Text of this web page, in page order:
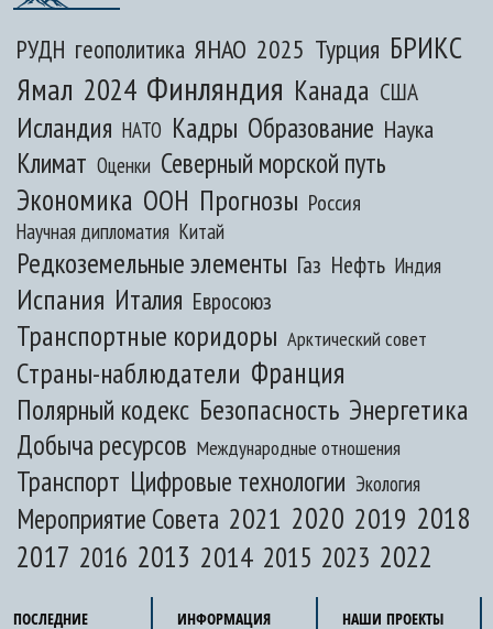
РУДН геополитика ЯНАО 2025 Турция БРИКС
Ямал 2024 Финляндия Канада США
Исландия НАТО Кадры Образование Наука
Климат Оценки Северный морской путь
Экономика ООН Прогнозы Россия
Научная дипломатия Китай
Редкоземельные элементы Газ Нефть Индия
Испания Италия Евросоюз
Транспортные коридоры Арктический совет
Страны-наблюдатели Франция
Полярный кодекс Безопасность Энергетика
Добыча ресурсов Международные отношения
Транспорт Цифровые технологии Экология
Мероприятие Совета 2021 2020 2019 2018
2017 2016 2013 2014 2015 2023 2022
ПОСЛЕДНИЕ
ИНФОРМАЦИЯ НАШИ ПРОЕКТЫ